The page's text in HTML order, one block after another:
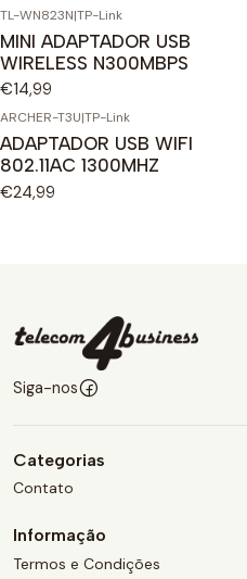
TL-WN823N|TP-Link
MINI ADAPTADOR USB
WIRELESS N300MBPS
€14,99
ARCHER-T3U|TP-Link
ADAPTADOR USB WIFI
802.11AC 1300MHZ
€24,99
Siga-nos
Categorias
Contato
Informação
Termos e Condições